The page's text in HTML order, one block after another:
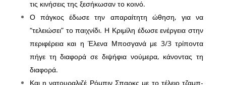
τις κινήσεις της ξεσήκωσαν το κοινό.
Ο πάγκος έδωσε την απαραίτητη ώθηση, για να
“τελειώσει” το παιχνίδι. Η Κριμίλη έδωσε ενέργεια στην
περιφέρεια και η Έλενα Μποσγανά με 3/3 τρίποντα
πήγε τη διαφορά σε διψήφια νούμερα, κάνοντας τη
διαφορά.
Και η νατουραλιζέ Ρόμπιν Σπαρκς με το τέλειο τζαμπ-